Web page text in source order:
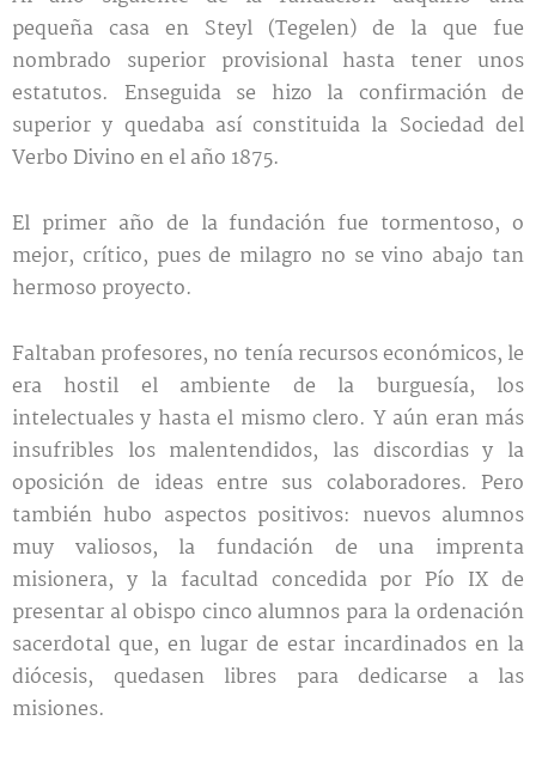
pequeña casa en Steyl (Tegelen) de la que fue
nombrado superior provisional hasta tener unos
estatutos. Enseguida se hizo la confirmación de
superior y quedaba así constituida la Sociedad del
Verbo Divino en el año 1875.
El primer año de la fundación fue tormentoso, o
mejor, crítico, pues de milagro no se vino abajo tan
hermoso proyecto.
Faltaban profesores, no tenía recursos económicos, le
era hostil el ambiente de la burguesía, los
intelectuales y hasta el mismo clero. Y aún eran más
insufribles los malentendidos, las discordias y la
oposición de ideas entre sus colaboradores. Pero
también hubo aspectos positivos: nuevos alumnos
muy valiosos, la fundación de una imprenta
misionera, y la facultad concedida por Pío IX de
presentar al obispo cinco alumnos para la ordenación
sacerdotal que, en lugar de estar incardinados en la
diócesis, quedasen libres para dedicarse a las
misiones.